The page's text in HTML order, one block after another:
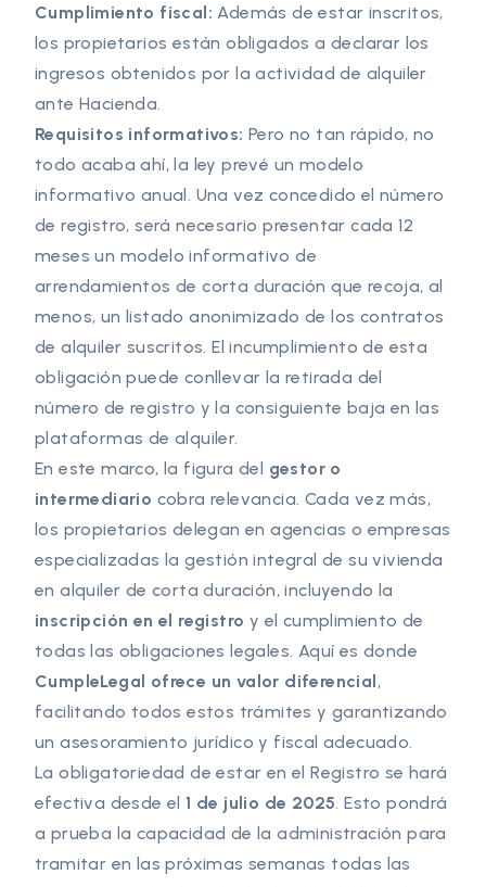
Cumplimiento fiscal: Además de estar inscritos,
los propietarios están obligados a declarar los
ingresos obtenidos por la actividad de alquiler
ante Hacienda.
Requisitos informativos: Pero no tan rápido, no
todo acaba ahí, la ley prevé un modelo
informativo anual. Una vez concedido el número
de registro, será necesario presentar cada 12
meses un modelo informativo de
arrendamientos de corta duración que recoja, al
menos, un listado anonimizado de los contratos
de alquiler suscritos. El incumplimiento de esta
obligación puede conllevar la retirada del
número de registro y la consiguiente baja en las
plataformas de alquiler.
En este marco, la figura del gestor o
intermediario cobra relevancia. Cada vez más,
los propietarios delegan en agencias o empresas
especializadas la gestión integral de su vivienda
en alquiler de corta duración, incluyendo la
inscripción en el registro y el cumplimiento de
todas las obligaciones legales. Aquí es donde
CumpleLegal ofrece un valor diferencial,
facilitando todos estos trámites y garantizando
un asesoramiento jurídico y fiscal adecuado.
La obligatoriedad de estar en el Registro se hará
efectiva desde el1 de julio de 2025. Esto pondrá
a prueba la capacidad de la administración para
tramitar en las próximas semanas todas las